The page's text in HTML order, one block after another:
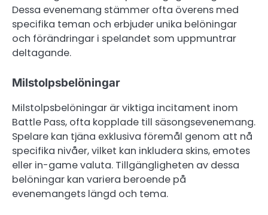
Dessa evenemang stämmer ofta överens med
specifika teman och erbjuder unika belöningar
och förändringar i spelandet som uppmuntrar
deltagande.
Milstolpsbelöningar
Milstolpsbelöningar är viktiga incitament inom
Battle Pass, ofta kopplade till säsongsevenemang.
Spelare kan tjäna exklusiva föremål genom att nå
specifika nivåer, vilket kan inkludera skins, emotes
eller in-game valuta. Tillgängligheten av dessa
belöningar kan variera beroende på
evenemangets längd och tema.